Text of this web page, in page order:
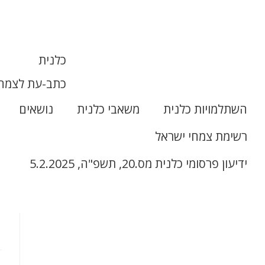
כלנית
כתב-עת
השתלמויות כלנית
משאבי כלנית
נושאים
רשימת צמחי ישראל
ידיעון פרסומי כלנית מס.20, תשפ"ה, 5.2.2025